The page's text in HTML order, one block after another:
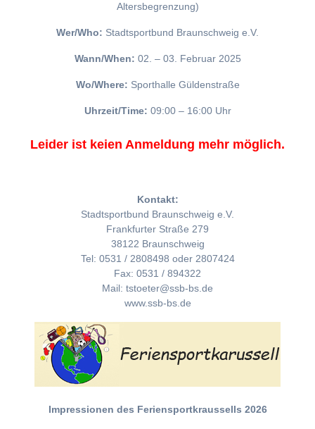
Altersbegrenzung)
Wer/Who: Stadtsportbund Braunschweig e.V.
Wann/When: 02. – 03. Februar 2025
Wo/Where: Sporthalle Güldenstraße
Uhrzeit/Time: 09:00 – 16:00 Uhr
Leider ist keien Anmeldung mehr möglich.
Kontakt:
Stadtsportbund Braunschweig e.V.
Frankfurter Straße 279
38122 Braunschweig
Tel: 0531 / 2808498 oder 2807424
Fax: 0531 / 894322
Mail: tstoeter@ssb-bs.de
www.ssb-bs.de
Impressionen des Feriensportkraussells 2026